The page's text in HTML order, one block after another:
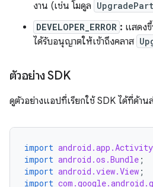
งาน (เช่น โมดูล
DEVELOPER_ERROR : แสดง
ได้รับอนุญาตให้เข้าถึงคลาส
ตัวอย่าง SDK
ดูตัวอย่างแอปที่เรียกใช้ SDK ได้ที่ด้าน
import android.app.Activity
import android.os.Bundle ;
import android.view.View ;
import